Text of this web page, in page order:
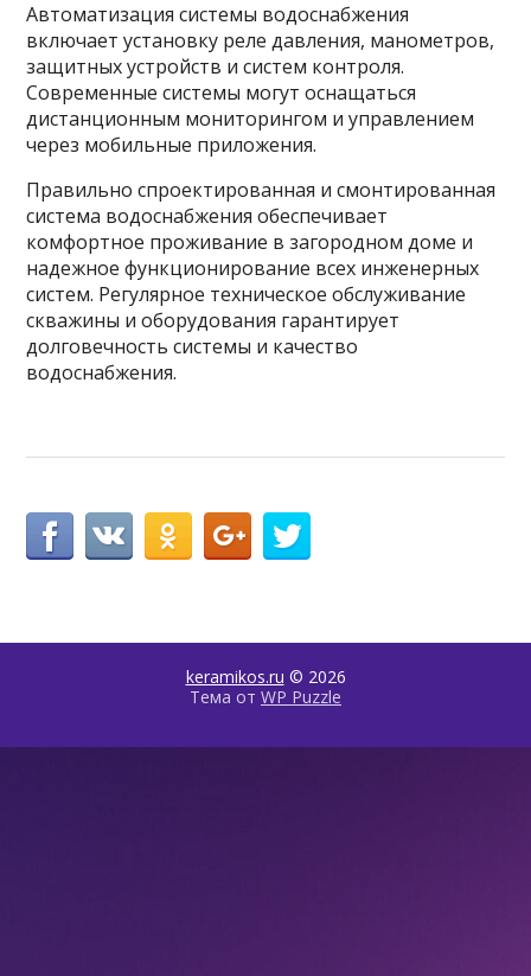
Автоматизация системы водоснабжения
включает установку реле давления, манометров,
защитных устройств и систем контроля.
Современные системы могут оснащаться
дистанционным мониторингом и управлением
через мобильные приложения.
Правильно спроектированная и смонтированная
система водоснабжения обеспечивает
комфортное проживание в загородном доме и
надежное функционирование всех инженерных
систем. Регулярное техническое обслуживание
скважины и оборудования гарантирует
долговечность системы и качество
водоснабжения.
keramikos.ru © 2026
Тема от WP Puzzle